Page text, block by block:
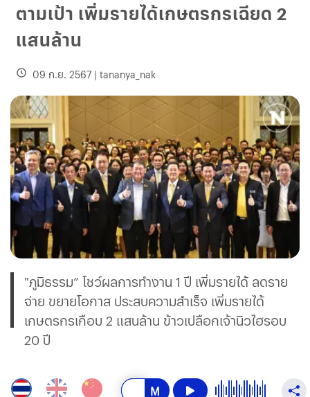
ตามเป้า เพิ่มรายได้เกษตรกรเฉียด 2
แสนล้าน
09 ก.ย. 2567 | tananya_nak
"ภูมิธรรม” โชว์ผลการทำงาน 1 ปี เพิ่มรายได้ ลดราย
จ่าย ขยายโอกาส ประสบความสำเร็จ เพิ่มรายได้
เกษตรกรเกือบ 2 แสนล้าน ข้าวเปลือกเจ้านิวไฮรอบ
20 ปี